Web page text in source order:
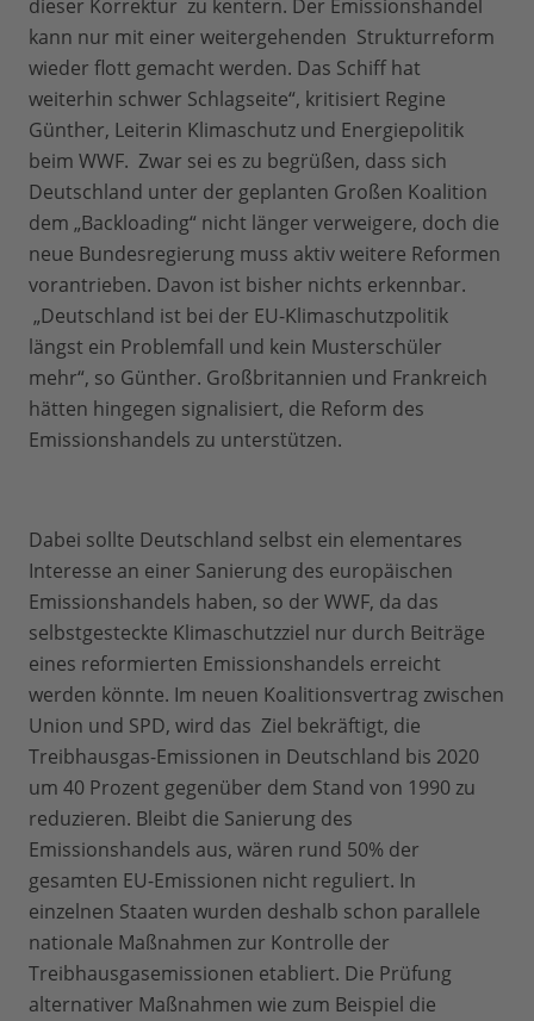
dieser Korrektur zu kentern. Der Emissionshandel
kann nur mit einer weitergehenden Strukturreform
wieder flott gemacht werden. Das Schiff hat
weiterhin schwer Schlagseite“, kritisiert Regine
Günther, Leiterin Klimaschutz und Energiepolitik
beim WWF. Zwar sei es zu begrüßen, dass sich
Deutschland unter der geplanten Großen Koalition
dem „Backloading“ nicht länger verweigere, doch die
neue Bundesregierung muss aktiv weitere Reformen
vorantrieben. Davon ist bisher nichts erkennbar.
„Deutschland ist bei der EU-Klimaschutzpolitik
längst ein Problemfall und kein Musterschüler
mehr“, so Günther. Großbritannien und Frankreich
hätten hingegen signalisiert, die Reform des
Emissionshandels zu unterstützen.
Dabei sollte Deutschland selbst ein elementares
Interesse an einer Sanierung des europäischen
Emissionshandels haben, so der WWF, da das
selbstgesteckte Klimaschutzziel nur durch Beiträge
eines reformierten Emissionshandels erreicht
werden könnte. Im neuen Koalitionsvertrag zwischen
Union und SPD, wird das Ziel bekräftigt, die
Treibhausgas-Emissionen in Deutschland bis 2020
um 40 Prozent gegenüber dem Stand von 1990 zu
reduzieren. Bleibt die Sanierung des
Emissionshandels aus, wären rund 50% der
gesamten EU-Emissionen nicht reguliert. In
einzelnen Staaten wurden deshalb schon parallele
nationale Maßnahmen zur Kontrolle der
Treibhausgasemissionen etabliert. Die Prüfung
alternativer Maßnahmen wie zum Beispiel die